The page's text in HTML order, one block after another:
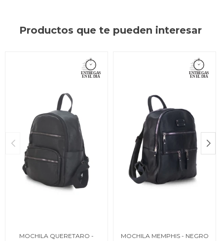
Productos que te pueden interesar
MOCHILA QUERETARO -
MOCHILA MEMPHIS - NEGRO